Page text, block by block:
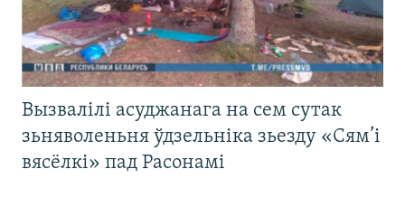
Вызвалілі асуджанага на сем сутак
зьняволеньня ўдзельніка зьезду «Сям’і
вясёлкі» пад Расонамі